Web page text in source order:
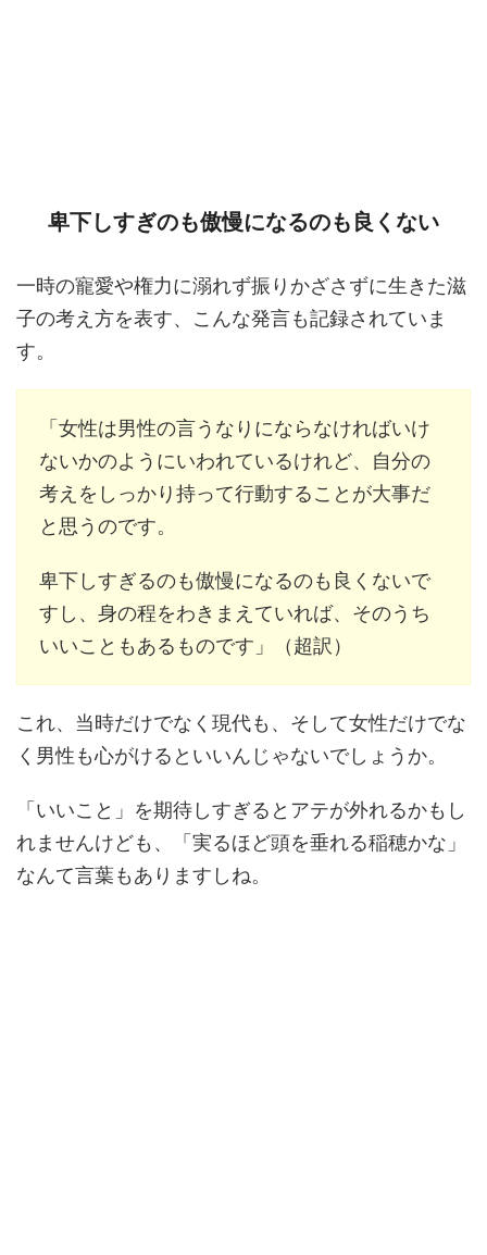
卑下しすぎのも傲慢になるのも良くない
一時の寵愛や権力に溺れず振りかざさずに生きた滋
子の考え方を表す、こんな発言も記録されていま
す。
「女性は男性の言うなりにならなければいけ
ないかのようにいわれているけれど、自分の
考えをしっかり持って行動することが大事だ
と思うのです。
卑下しすぎるのも傲慢になるのも良くないで
すし、身の程をわきまえていれば、そのうち
いいこともあるものです」（超訳）
これ、当時だけでなく現代も、そして女性だけでな
く男性も心がけるといいんじゃないでしょうか。
「いいこと」を期待しすぎるとアテが外れるかもし
れませんけども、「実るほど頭を垂れる稲穂かな」
なんて言葉もありますしね。